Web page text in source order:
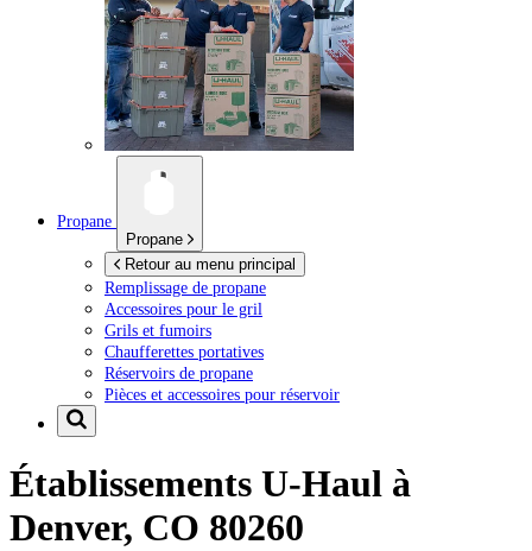
Propane
Propane
Retour au menu principal
Remplissage de propane
Accessoires pour le gril
Grils et fumoirs
Chaufferettes portatives
Réservoirs de propane
Pièces et accessoires pour réservoir
Établissements U-Haul à
Denver, CO 80260